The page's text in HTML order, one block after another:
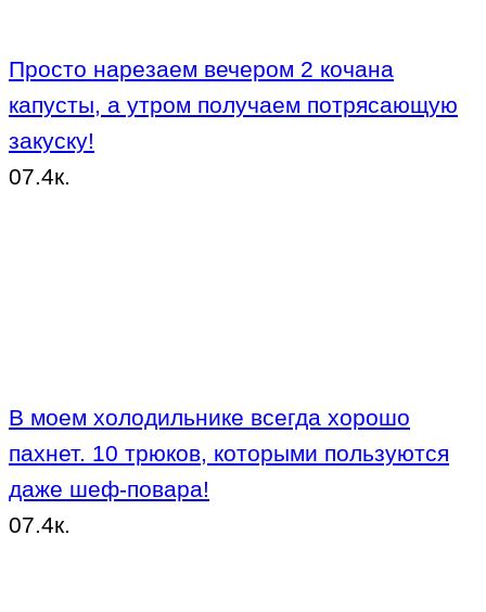
Просто нарезаем вечером 2 кочана
капусты, а утром получаем потрясающую
закуску!
07.4к.
В моем холодильнике всегда хорошо
пахнет. 10 трюков, которыми пользуются
даже шеф-повара!
07.4к.